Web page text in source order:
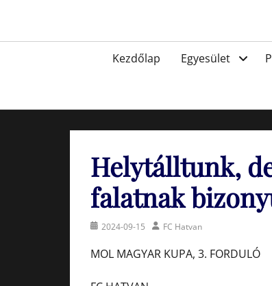
PrimaryKezdőlap Egyesület
Helytálltunk,
falatnak
Posted2024-09-15 AuthorFC Hatvan
MOL MAGYAR KUPA, 3. FORDULÓ